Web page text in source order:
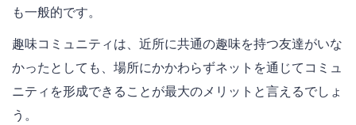
も一般的です。
趣味コミュニティは、近所に共通の趣味を持つ友達がいな
かったとしても、場所にかかわらずネットを通じてコミュ
ニティを形成できることが最大のメリットと言えるでしょ
う。